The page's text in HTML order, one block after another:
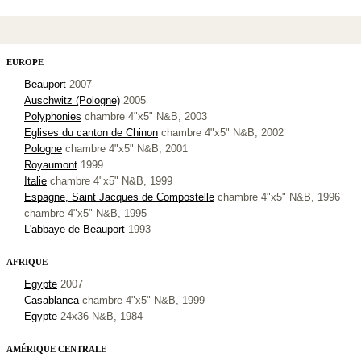
EUROPE
Beauport 2007
Auschwitz (Pologne) 2005
Polyphonies chambre 4"x5" N&B, 2003
Eglises du canton de Chinon chambre 4"x5" N&B, 2002
Pologne chambre 4"x5" N&B, 2001
Royaumont 1999
Italie chambre 4"x5" N&B, 1999
Espagne, Saint Jacques de Compostelle chambre 4"x5" N&B, 1996
chambre 4"x5" N&B, 1995
L'abbaye de Beauport 1993
AFRIQUE
Egypte 2007
Casablancachambre 4"x5" N&B, 1999
Egypte 24x36 N&B, 1984
AMÉRIQUE CENTRALE